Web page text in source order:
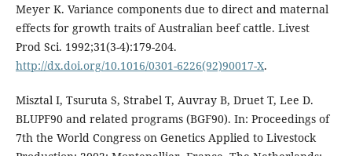
Meyer K. Variance components due to direct and maternal
effects for growth traits of Australian beef cattle. Livest
Prod Sci. 1992;31(3-4):179-204.
http://dx.doi.org/10.1016/0301-6226(92)90017-X.
Misztal I, Tsuruta S, Strabel T, Auvray B, Druet T, Lee D.
BLUPF90 and related programs (BGF90). In: Proceedings of
7th the World Congress on Genetics Applied to Livestock